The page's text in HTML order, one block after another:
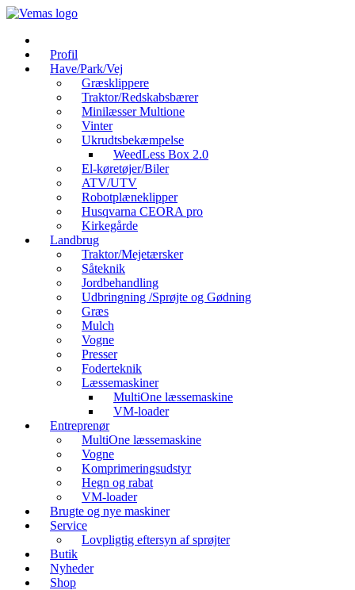
Videre
indhold
Profil
Have/Park/Vej
Græsklippere
Traktor/Redskabsbærer
Minilæsser Multione
Vinter
Ukrudtsbekæmpelse
WeedLess Box 2.0
El-køretøjer/Biler
ATV/UTV
Robotplæneklipper
Husqvarna CEORA pro
Kirkegårde
Landbrug
Traktor/Mejetærsker
Såteknik
Jordbehandling
Udbringning /Sprøjte og Gødning
Græs
Mulch
Vogne
Presser
Foderteknik
Læssemaskiner
MultiOne læssemaskine
VM-loader
Entreprenør
MultiOne læssemaskine
Vogne
Komprimeringsudstyr
Hegn og rabat
VM-loader
Brugte og nye maskiner
Service
Lovpligtig eftersyn af sprøjter
Butik
Nyheder
Shop